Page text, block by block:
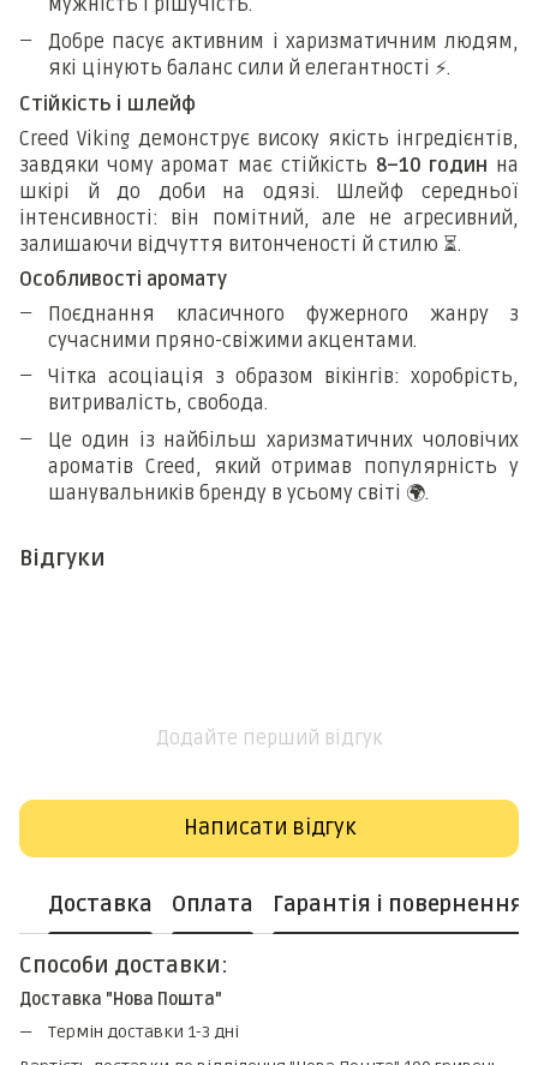
мужність і рішучість.
Добре пасує активним і харизматичним людям,
які цінують баланс сили й елегантності ⚡.
Стійкість і шлейф
Creed Viking демонструє високу якість інгредієнтів,
завдяки чому аромат має стійкість 8–10 годин на
шкірі й до доби на одязі. Шлейф середньої
інтенсивності: він помітний, але не агресивний,
залишаючи відчуття витонченості й стилю ⏳.
Особливості аромату
Поєднання класичного фужерного жанру з
сучасними пряно-свіжими акцентами.
Чітка асоціація з образом вікінгів: хоробрість,
витривалість, свобода.
Це один із найбільш харизматичних чоловічих
ароматів Creed, який отримав популярність у
шанувальників бренду в усьому світі 🌍.
Відгуки
Додайте перший відгук
Написати відгук
Доставка Оплата Гарантія і повернення
Способи доставки:
Доставка "Нова Пошта"
Термін доставки 1-3 дні